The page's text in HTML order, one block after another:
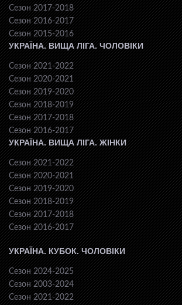
Сезон 2017-2018
Сезон 2016-2017
Сезон 2015-2016
УКРАЇНА. ВИЩА ЛІГА. ЧОЛОВІКИ
Сезон 2021-2022
Сезон 2020-2021
Сезон 2019-2020
Сезон 2018-2019
Сезон 2017-2018
Сезон 2016-2017
УКРАЇНА. ВИЩА ЛІГА. ЖІНКИ
Сезон 2021-2022
Сезон 2020-2021
Сезон 2019-2020
Сезон 2018-2019
Сезон 2017-2018
Сезон 2016-2017
УКРАЇНА. КУБОК. ЧОЛОВІКИ
Сезон 2024-2025
Сезон 2003-2024
Сезон 2021-2022